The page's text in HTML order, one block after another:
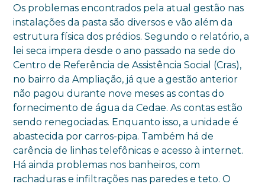
Os problemas encontrados pela atual gestão nas
instalações da pasta são diversos e vão além da
estrutura física dos prédios. Segundo o relatório, a
lei seca impera desde o ano passado na sede do
Centro de Referência de Assistência Social (Cras),
no bairro da Ampliação, já que a gestão anterior
não pagou durante nove meses as contas do
fornecimento de água da Cedae. As contas estão
sendo renegociadas. Enquanto isso, a unidade é
abastecida por carros-pipa. Também há de
carência de linhas telefônicas e acesso à internet.
Há ainda problemas nos banheiros, com
rachaduras e infiltrações nas paredes e teto. O